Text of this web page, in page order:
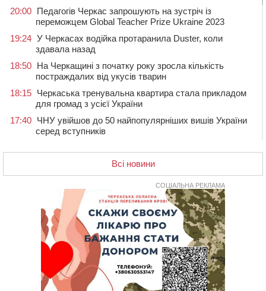
20:00 Педагогів Черкас запрошують на зустріч із
переможцем Global Teacher Prize Ukraine 2023
19:24 У Черкасах водійка протаранила Duster, коли
здавала назад
18:50 На Черкащині з початку року зросла кількість
постраждалих від укусів тварин
18:15 Черкаська тренувальна квартира стала прикладом
для громад з усієї України
17:40 ЧНУ увійшов до 50 найпопулярніших вишів України
серед вступників
контейнерний майданчик
16:32
Без розтину грудної клітки: у Черкасах 75-річній
пацієнтці замінили аортальний клапан
У Черкаському онкоцентрі встановили сонячну
електростанцію за понад пів мільйона гривень
У Київській області прощаються з полеглим на
фронті жителем Монастирищини
У Черкасах містяни через нову скляну зупинку і
вирізані дерева потерпають від спеки: Бондаренко
обіцяє масштабне озеленення
Всі новини
СОЦІАЛЬНА РЕКЛАМА